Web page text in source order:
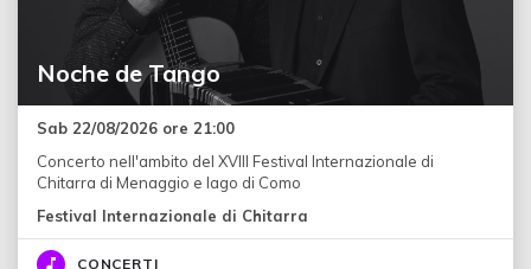
Noche de Tango
Sab 22/08/2026 ore 21:00
Concerto nell'ambito del XVIII Festival Internazionale di
Chitarra di Menaggio e lago di Como
Festival Internazionale di Chitarra
CONCERTI